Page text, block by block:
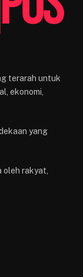
terarah untuk
ekonomi,
yang
oleh rakyat,